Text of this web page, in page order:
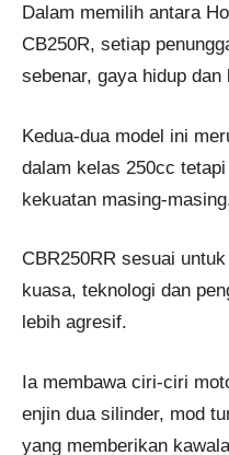
Dalam memilih antara
CB250R, setiap
sebenar, gaya hidup
Kedua-dua model ini
dalam kelas 250cc
kekuatan masing-
CBR250RR sesuai
kuasa, teknologi dan
lebih agresif.
Ia membawa ciri-ciri
enjin dua silinder, mod
yang memberikan